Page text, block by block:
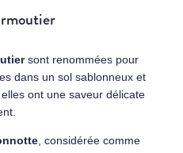
sont renommées pour
dans un sol sablonneux et
ont une saveur délicate
, considérée comme